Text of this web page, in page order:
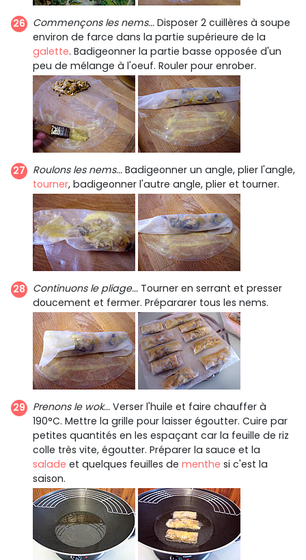
Commençons les nems... Disposer 2 cuillères à soupe
environ de farce dans la partie supérieure de la
galette. Badigeonner la partie basse opposée d'un
peu de mélange à l'oeuf. Rouler pour enrober.
Roulons les nems... Badigeonner un angle, plier l'angle,
tourner, badigeonner l'autre angle, plier et tourner.
Continuons le pliage... Tourner en serrant et presser
doucement et fermer. Prépararer tous les nems.
Prenons le wok... Verser l'huile et faire chauffer à
190°C. Mettre la grille pour laisser égoutter. Cuire par
petites quantités en les espaçant car la feuille de riz
colle très vite, égoutter. Préparer la sauce et la
salade et quelques feuilles de menthe si c'est la
saison.